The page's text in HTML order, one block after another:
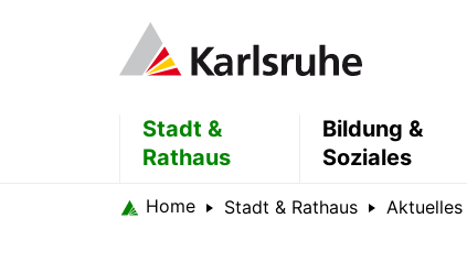
Stadt &
Rathaus
Bildung &
Soziales
Home Stadt & Rathaus Aktuelles